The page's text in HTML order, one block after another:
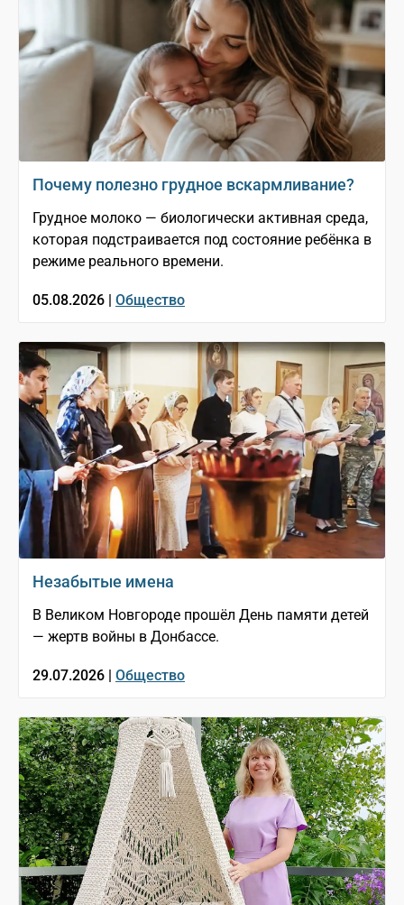
Почему полезно грудное вскармливание?
Грудное молоко — биологически активная среда,
которая подстраивается под состояние ребёнка в
режиме реального времени.
05.08.2026 | Общество
Незабытые имена
В Великом Новгороде прошёл День памяти детей
— жертв войны в Донбассе.
29.07.2026 | Общество